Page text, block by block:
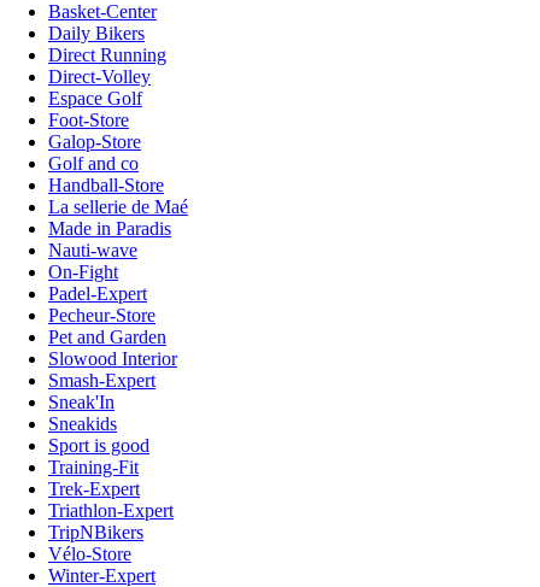
Basket-Center
Daily Bikers
Direct Running
Direct-Volley
Espace Golf
Foot-Store
Galop-Store
Golf and co
Handball-Store
La sellerie de Maé
Made in Paradis
Nauti-wave
On-Fight
Padel-Expert
Pecheur-Store
Pet and Garden
Slowood Interior
Smash-Expert
Sneak'In
Sneakids
Sport is good
Training-Fit
Trek-Expert
Triathlon-Expert
TripNBikers
Vélo-Store
Winter-Expert